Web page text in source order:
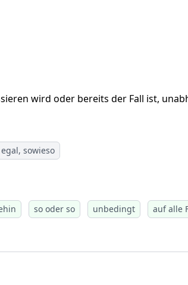
wird oder bereits der Fall ist,
egal, sowieso
so oder so unbedingt auf alle